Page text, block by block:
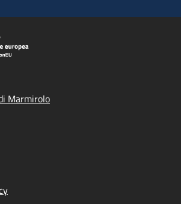
Marmirolo